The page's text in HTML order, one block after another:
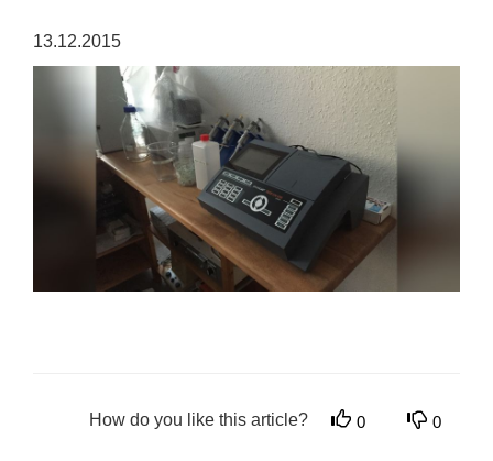
13.12.2015
How do you like this article? 0 0